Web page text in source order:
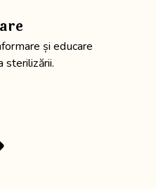
și educare
sterilizării.